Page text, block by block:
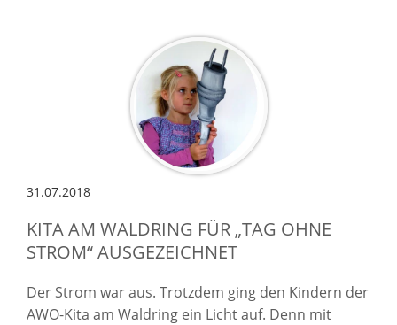
31.07.2018
KITA AM WALDRING FÜR „TAG OHNE
STROM“ AUSGEZEICHNET
Der Strom war aus. Trotzdem ging den Kindern der
AWO-Kita am Waldring ein Licht auf. Denn mit